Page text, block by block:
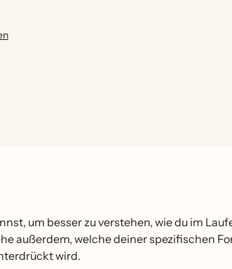
um besser zu verstehen, wie du im
außerdem, welche deiner spezifischen
wird.